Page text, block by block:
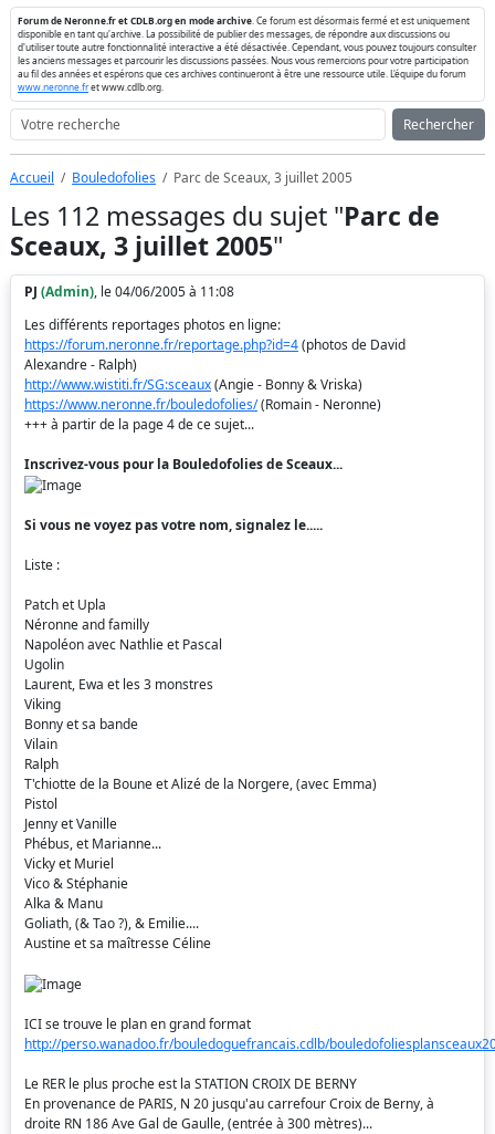
Forum de Neronne.fr et CDLB.org en mode archive . Ce forum est désormais fermé et est uniquement
disponible en tant qu'archive. La possibilité de publier des messages, de répondre aux discussions ou
d'utiliser toute autre fonctionnalité interactive a été désactivée. Cependant, vous pouvez toujours consulter
les anciens messages et parcourir les discussions passées. Nous vous remercions pour votre participation
au fil des années et espérons que ces archives continueront à être une ressource utile. L'équipe du forum
www.neronne.fret www.cdlb.org.
Rechercher
Accueil Bouledofolies Parc de Sceaux, 3 juillet 2005
Les 112 messages du sujet "Parc de
Sceaux, 3 juillet 2005"
PJ (Admin), le 04/06/2005 à 11:08
Les différents reportages photos en ligne:
https://forum.neronne.fr/reportage.php?id=4(photos de David
Alexandre - Ralph)
http://www.wistiti.fr/SG:sceaux(Angie - Bonny & Vriska)
https://www.neronne.fr/bouledofolies/(Romain - Neronne)
+++ à partir de la page 4 de ce sujet...
Inscrivez-vous pour la Bouledofolies de Sceaux...
Si vous ne voyez pas votre nom, signalez le.....
Liste :
Patch et Upla
Néronne and familly
Napoléon avec Nathlie et Pascal
Ugolin
Laurent, Ewa et les 3 monstres
Viking
Bonny et sa bande
Vilain
Ralph
T'chiotte de la Boune et Alizé de la Norgere, (avec Emma)
Pistol
Jenny et Vanille
Phébus, et Marianne...
Vicky et Muriel
Vico & Stéphanie
Alka & Manu
Goliath, (& Tao ?), & Emilie....
Austine et sa maîtresse Céline
ICI se trouve le plan en grand format
http://perso.wanadoo.fr/bouledoguefrancais.cdlb/
Le RER le plus proche est la STATION CROIX DE BERNY
En provenance de PARIS, N 20 jusqu'au carrefour Croix de Berny, à
droite RN 186 Ave Gal de Gaulle, (entrée à 300 mètres)...